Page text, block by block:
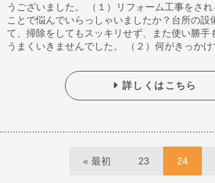
うございました。 （１）リフォーム工事をさ
ことで悩んでいらっしゃいましたか？台所の設
て、掃除をしてもスッキリせず、また使い勝手
うまくいきませんでした。 （２）何がきっかけ
詳しくはこちら
« 最初 23 24